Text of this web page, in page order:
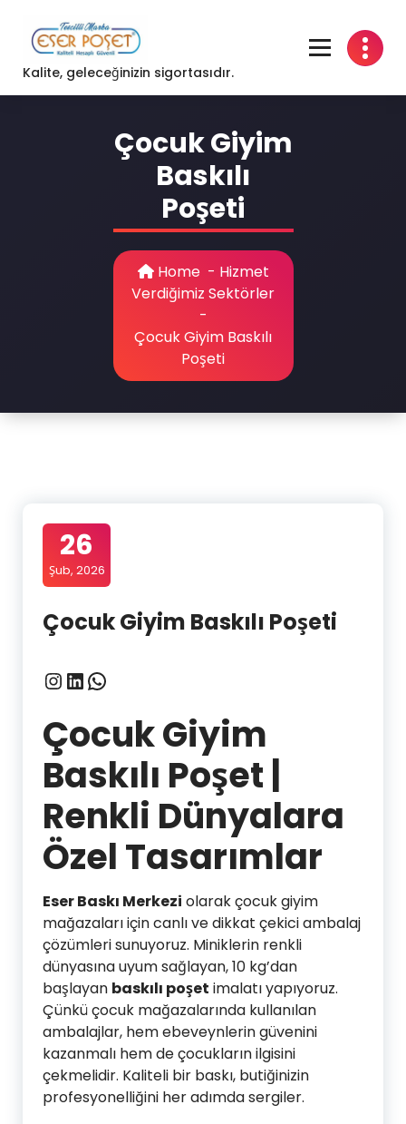
content
Kalite, geleceğinizin sigortasıdır.
Çocuk Giyim
Baskılı
Poşeti
Home- Hizmet
Verdiğimiz Sektörler
-
Çocuk Giyim Baskılı
Poşeti
26
Şub, 2026
Çocuk Giyim Baskılı Poşeti
Instagram
LinkedIn
WhatsApp
Çocuk Giyim
Baskılı Poşet |
Renkli Dünyalara
Özel Tasarımlar
Eser Baskı Merkezi olarak çocuk giyim
mağazaları için canlı ve dikkat çekici ambalaj
çözümleri sunuyoruz. Miniklerin renkli
dünyasına uyum sağlayan, 10 kg’dan
başlayan baskılı poşet imalatı yapıyoruz.
Çünkü çocuk mağazalarında kullanılan
ambalajlar, hem ebeveynlerin güvenini
kazanmalı hem de çocukların ilgisini
çekmelidir. Kaliteli bir baskı, butiğinizin
profesyonelliğini her adımda sergiler.